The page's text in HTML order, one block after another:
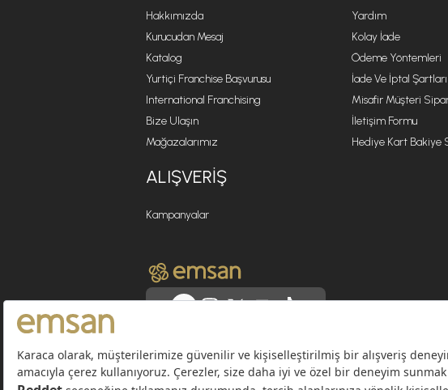
Hakkımızda
Kurucudan Mesaj
Katalog
Yurtiçi Franchise Başvurusu
International Franchising
Bize Ulaşın
Mağazalarımız
Yardım
Kolay İade
Ödeme Yöntemleri
İade Ve İptal Şartları
Misafir Müşteri
İletişim Formu
Hediye Kart Bakiye
ALIŞVERIŞ
Kampanyalar